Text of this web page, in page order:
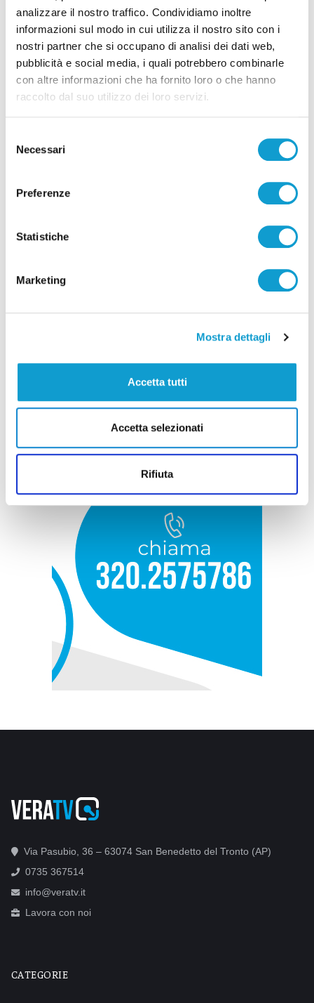
analizzare il nostro traffico. Condividiamo inoltre
informazioni sul modo in cui utilizza il nostro sito con i
nostri partner che si occupano di analisi dei dati web,
pubblicità e social media, i quali potrebbero combinarle
con altre informazioni che ha fornito loro o che hanno
raccolto dal suo utilizzo dei loro servizi.
delNecessari
Preferenze
Statistiche
Marketing
Mostra dettagli
Accetta tutti
Accetta selezionati
Rifiuta
Via Pasubio, 36 – 63074 San Benedetto del Tronto (AP)
0735 367514
info@veratv.it
Lavora con noi
CATEGORIE